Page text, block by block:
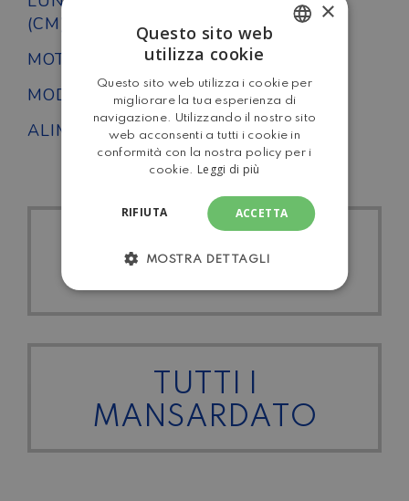
(CM)
MOTORE
FIAT
MODELLO
Autoroller 4
ALIMENTAZIONE Diesel
TUTTI I
TUTTI I
MANSARDATO
ENGLISH
×
Questo sito web
utilizza cookie
Questo sito web utilizza i cookie per
migliorare la tua esperienza di
navigazione. Utilizzando il nostro sito
web acconsenti a tutti i cookie in
conformità con la nostra policy per i
cookie.
Leggi di più
ACCETTA
RIFIUTA
MOSTRA DETTAGLI